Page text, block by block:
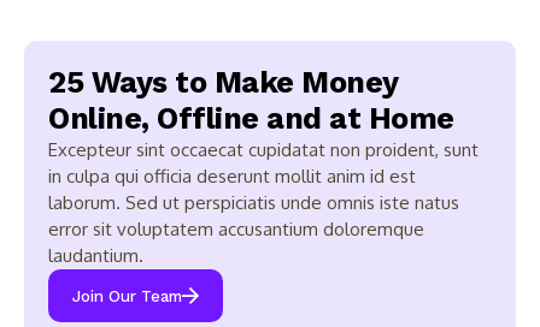
25 Ways to Make Money
Online, Offline and at Home
Excepteur sint occaecat cupidatat non proident, sunt
in culpa qui officia deserunt mollit anim id est
laborum. Sed ut perspiciatis unde omnis iste natus
error sit voluptatem accusantium doloremque
laudantium.
Join Our Team